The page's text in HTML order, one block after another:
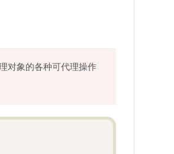
对象的各种可代理操作